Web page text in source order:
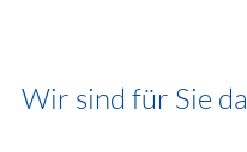
Wir sind für Sie da